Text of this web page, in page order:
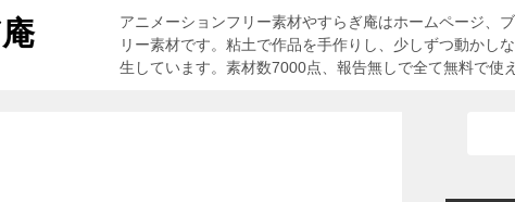
アニメーションフリー素材やすらぎ庵はホームページ、
リー素材です。粘土で作品を手作りし、少しずつ動かし
生しています。素材数7000点、報告無しで全て無料で使